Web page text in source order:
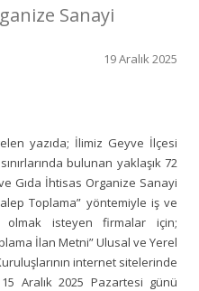
Sanayi
19 Aralık 2025
yazıda; İlimiz Geyve İlçesi
bulunan yaklaşık 72
Gıda İhtisas Organize Sanayi
Toplama” yöntemiyle iş ve
olmak isteyen firmalar için;
İlan Metni” Ulusal ve Yerel
internet sitelerinde
Aralık 2025 Pazartesi günü